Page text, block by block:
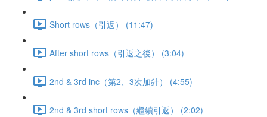
Short rows（引返） (11:47)
After short rows（引返之後） (3:04)
2nd & 3rd inc（第2、3次加針） (4:55)
2nd & 3rd short rows（繼續引返） (2:02)